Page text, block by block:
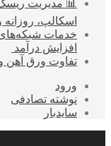
📊 مدیریت
اسکالپ،
افزایش درآمد
تفاوت ورق آهن
ورود
نوشته تصادفی
سایدبار